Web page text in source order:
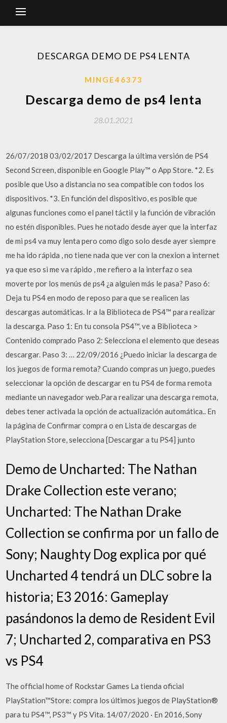
DESCARGA DEMO DE PS4 LENTA
MINGE46373
Descarga demo de ps4 lenta
28.01.2021
26/07/2018 03/02/2017 Descarga la última versión de PS4
Second Screen, disponible en Google Play™ o App Store. *2. Es
posible que Uso a distancia no sea compatible con todos los
dispositivos. *3. En función del dispositivo, es posible que
algunas funciones como el panel táctil y la función de vibración
no estén disponibles. Pues he notado desde ayer que la interfaz
de mi ps4 va muy lenta pero como digo solo desde ayer siempre
me ha ido rápida , no tiene nada que ver con la cnexion a internet
ya que eso si me va rápido , me refiero a la interfaz o sea
moverte por los menús de ps4 ¿a alguien más le pasa? Paso 6:
Deja tu PS4 en modo de reposo para que se realicen las
descargas automáticas. Ir a la Biblioteca de PS4™ para realizar
la descarga. Paso 1: En tu consola PS4™, ve a Biblioteca >
Contenido comprado Paso 2: Selecciona el elemento que deseas
descargar. Paso 3: … 22/09/2016 ¿Puedo iniciar la descarga de
los juegos de forma remota? Cuando compras un juego, puedes
seleccionar la opción de descargar en tu PS4 de forma remota
mediante un navegador web.Para realizar una descarga remota,
debes tener activada la opción de actualización automática.. En
la página de Confirmar compra o en Lista de descargas de
PlayStation Store, selecciona [Descargar a tu PS4] junto
Demo de Uncharted: The Nathan
Drake Collection este verano;
Uncharted: The Nathan Drake
Collection se confirma por un fallo de
Sony; Naughty Dog explica por qué
Uncharted 4 tendrá un DLC sobre la
historia; E3 2016: Gameplay
pasándonos la demo de Resident Evil
7; Uncharted 2, comparativa en PS3
vs PS4
The official home of Rockstar Games La tienda oficial
PlayStation™Store: compra los últimos juegos de PlayStation®
para tu PS4™, PS3™ y PS Vita. 14/07/2020 · En 2016, Sony